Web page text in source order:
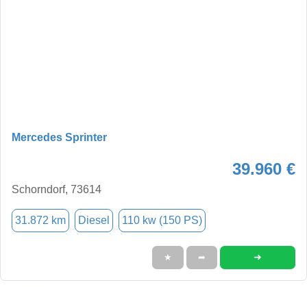
Mercedes Sprinter
39.960 €
Schorndorf, 73614
31.872 km Diesel 110 kw (150 PS)
★ ➦ ➜